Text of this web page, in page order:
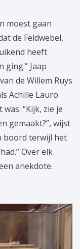
moest gaan
de Feldwebel,
heeft
Jaap
de Willem Ruys
Achille Lauro
“Kijk, zie je
gemaakt?”, wijst
boord terwijl het
Over elk
anekdote.